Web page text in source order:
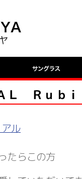
Ｌ Ｒｕｂｉ
ル
たらこの方